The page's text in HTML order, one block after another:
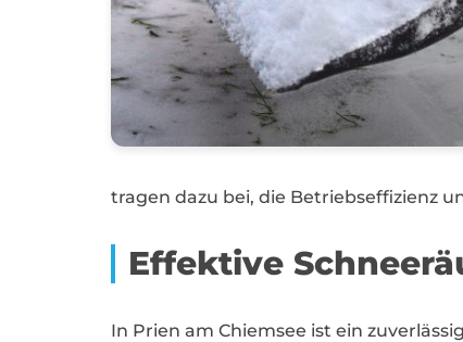
tragen dazu bei, die Betriebseffizienz
Effektive
In Prien am Chiemsee ist ein